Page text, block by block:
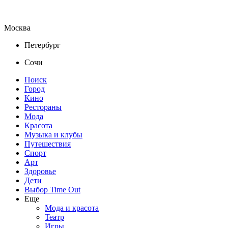
Москва
Петербург
Сочи
Поиск
Город
Кино
Рестораны
Мода
Красота
Музыка и клубы
Путешествия
Спорт
Арт
Здоровье
Дети
Выбор Time Out
Еще
Мода и красота
Театр
Игры